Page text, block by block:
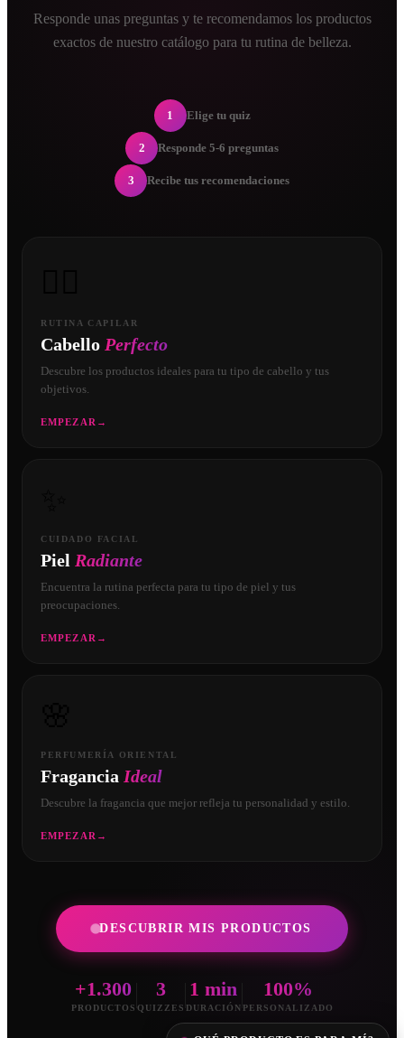
Responde unas preguntas y te recomendamos los productos
exactos de nuestro catálogo para tu rutina de belleza.
1 Elige tu quiz
2 Responde 5-6 preguntas
3 Recibe tus recomendaciones
RUTINA CAPILAR
Cabello Perfecto
Descubre los productos ideales para tu tipo de cabello y tus
objetivos.
EMPEZAR →
CUIDADO FACIAL
Piel Radiante
Encuentra la rutina perfecta para tu tipo de piel y tus
preocupaciones.
EMPEZAR →
PERFUMERÍA ORIENTAL
Fragancia Ideal
Descubre la fragancia que mejor refleja tu personalidad y estilo.
EMPEZAR →
DESCUBRIR MIS PRODUCTOS
+1.300
PRODUCTOS
3
QUIZZES
1 min
DURACIÓN
100%
PERSONALIZADO